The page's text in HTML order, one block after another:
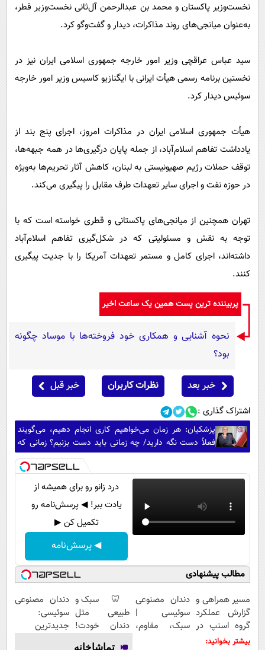
نخست‌وزیر پاکستان و محمد بن عبدالرحمن آل‌ثانی نخست‌وزیر قطر،
به‌عنوان میانجی‌های روند مذاکرات، دیدار و گفت‌وگو کرد.
سید عباس عراقچی وزیر امور خارجه جمهوری اسلامی ایران نیز در
نخستین برنامه رسمی هیأت ایرانی با ایگنازیو کاسیس وزیر امور خارجه
سوئیس دیدار کرد.
هیأت جمهوری اسلامی ایران در مذاکرات امروز، اجرای پنج بند از
یادداشت تفاهم اسلام‌آباد، از جمله پایان درگیری‌ها در همه جبهه‌ها،
توقف حملات رژیم صهیونیستی به لبنان، کاهش آثار تحریم‌ها به‌ویژه
در حوزه نفت و اجرای سایر تعهدات طرف مقابل را پیگیری می‌کند.
تهران همچنین از میانجی‌های پاکستانی و قطری خواسته است که با
توجه به نقش و مسئولیتی که در شکل‌گیری تفاهم اسلام‌آباد
داشته‌اند، اجرای کامل و مستمر تعهدات آمریکا را با جدیت پیگیری
کنند.
پربیننده ترین پست همین یک ساعت اخیر
نحوه آشنایی و همکاری خود فروخته‌ها با موساد چگونه
بود؟
خبر بعد نظرات کاربران خبر قبل
اشتراک گذاری :
پزشکیان: هر زمان می‌خواهیم کاری انجام دهیم، می‌گویند
فعلاً دست نگه دارید/ چه زمانی باید دست بزنیم؟ زمانی که
خودمان غرق شدیم، کشور نابود شد و همه ضرر کردند؟
درد زانو رو برای همیشه از
یادت ببر! ◀ پرسش‌نامه رو
تکمیل کن ▶
◀ پرسش‌نامه
مطالب پیشنهادی
مسیر همراهی و
گزارش عملکرد
گروه اسنپ در
۱۴۰۴
دندان مصنوعی
سوئیسی |
سبک، مقاوم،
🦷 سبک و
طبیعی مثل
دندان خودت!
نصب آسان و
دندان مصنوعی
سوئیسی:
جدیدترین
بیشتر بخوانید: تماشاخانه